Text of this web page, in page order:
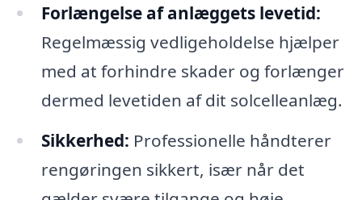
Forlængelse af anlæggets levetid:
Regelmæssig vedligeholdelse hjælper
med at forhindre skader og forlænger
dermed levetiden af dit solcelleanlæg.
Sikkerhed: Professionelle håndterer
rengøringen sikkert, især når det